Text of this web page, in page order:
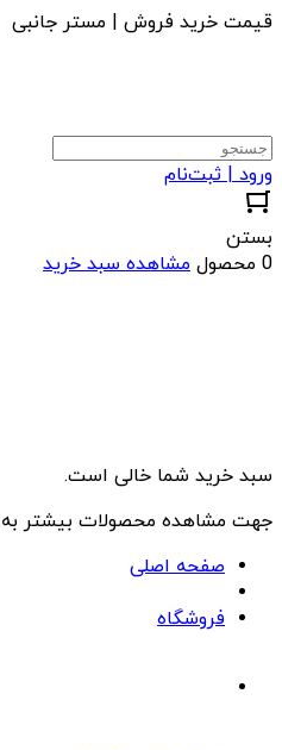
قیمت خرید فروش | مستر جانبی
ورود | ثبت‌نام
بستن
0 محصول
مشاهده سبد خرید
سبد خرید شما خالی است.
جهت مشاهده محصولات بیشتر به
صفحه اصلی
فروشگاه